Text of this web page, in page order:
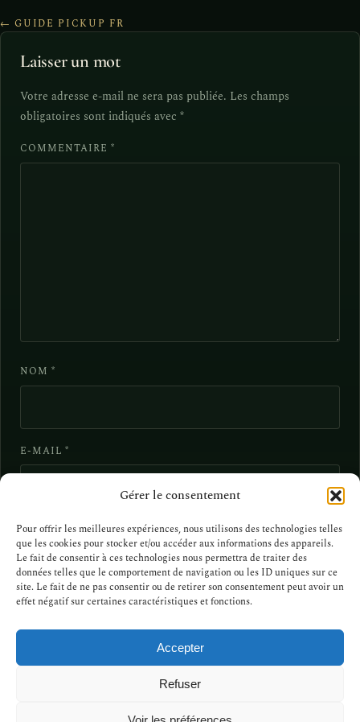
Gérer le consentement
Pour offrir les meilleures expériences, nous utilisons des technologies telles
que les cookies pour stocker et/ou accéder aux informations des appareils.
Le fait de consentir à ces technologies nous permettra de traiter des
données telles que le comportement de navigation ou les ID uniques sur ce
site. Le fait de ne pas consentir ou de retirer son consentement peut avoir un
effet négatif sur certaines caractéristiques et fonctions.
Accepter
Refuser
← GUIDE PICKUP FR
Laisser un mot
Votre adresse e-mail ne sera pas publiée. Les champs
obligatoires sont indiqués avec *
COMMENTAIRE*
NOM *
E-MAIL*
SITE WEB
contact@defintothewild.com